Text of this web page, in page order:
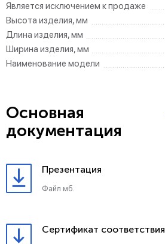
Является исключением к продаже
Высота изделия, мм
Длина изделия, мм
Ширина изделия, мм
Наименование модели
Основная
документация
Презентация
Файл мб.
Сертификат соответствия